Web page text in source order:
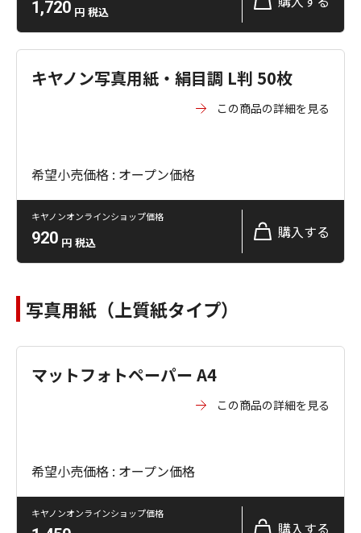
1,720 円 税込
キヤノン写真用紙・絹目調 L判 50枚
この商品の詳細を見る
希望小売価格 : オープン価格
キヤノンオンラインショップ価格
920 円 税込
購入する
写真用紙（上質紙タイプ）
マットフォトペーパー A4
この商品の詳細を見る
希望小売価格 : オープン価格
キヤノンオンラインショップ価格
購入する